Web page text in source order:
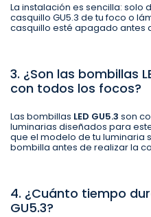
La instalación es sencilla: solo
casquillo GU5.3 de tu foco o
casquillo esté apagado antes
3. ¿Son las bombillas
con todos los focos?
Las bombillas LED GU5.3 son
luminarias diseñados para
que el modelo de tu luminaria
bombilla antes de realizar la
4. ¿Cuánto tiempo
GU5.3?